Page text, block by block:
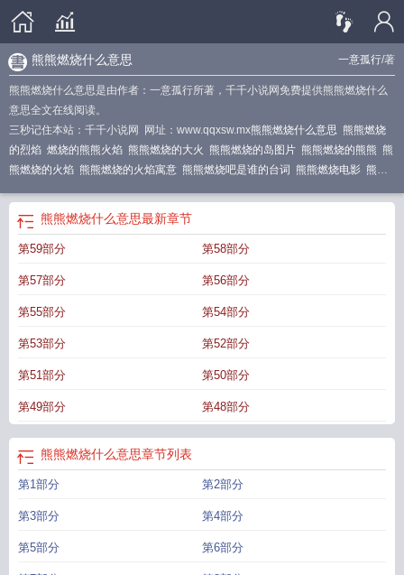
一意孤行/著
熊熊燃烧什么意思
熊熊燃烧什么意思是由作者：一意孤行所著，千千小说网免费提供熊熊燃烧什么
意思全文在线阅读。
三秒记住本站：千千小说网 网址：www.qqxsw.mx熊熊燃烧什么意思 熊熊燃烧
的烈焰 燃烧的熊熊火焰 熊熊燃烧的大火 熊熊燃烧的岛图片 熊熊燃烧的熊熊 熊
熊燃烧的火焰 熊熊燃烧的火焰寓意 熊熊燃烧吧是谁的台词 熊熊燃烧电影 熊熊
烧的热情 熊熊燃烧什么意思? 熊熊燃烧是什么意思
火炬
熊熊熊燃烧的爱 熊熊燃烧的火炉
岛馆藏熊熊燃烧的火 熊熊燃烧的熊熊什么意思
熊燃烧的火绘本
熊熊燃烧的厉害在哪里玩
熊熊燃烧什么意思最新章节
第59部分 第58部分
第57部分 第56部分
第55部分 第54部分
第53部分 第52部分
第51部分 第50部分
第49部分 第48部分
熊熊燃烧什么意思章节列表
第1部分 第2部分
第3部分 第4部分
第5部分 第6部分